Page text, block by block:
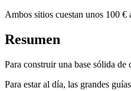
Ambos sitios cuestan unos 100 €
Resumen
Para construir una base sólida
Para estar al día, las grandes